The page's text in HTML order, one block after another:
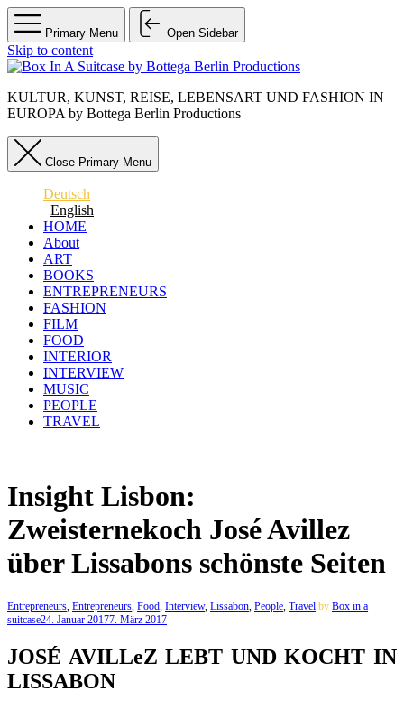
Primary Menu Open Sidebar
Skip to content
KULTUR, KUNST, REISE, LEBENSART UND FASHION IN
EUROPA by Bottega Berlin Productions
Close Primary Menu
Deutsch
English
HOME
About
ART
BOOKS
ENTREPRENEURS
FASHION
FILM
FOOD
INTERIOR
INTERVIEW
MUSIC
PEOPLE
TRAVEL
Insight Lisbon:
Zweisternekoch José Avillez
über Lissabons schönste Seiten
Entrepreneurs, Entrepreneurs, Food, Interview, Lissabon, People, Travel by Box in a
suitcase24. Januar 20177. März 2017
JOSÉ AVILLeZ LEBT UND KOCHT IN
LISSABON